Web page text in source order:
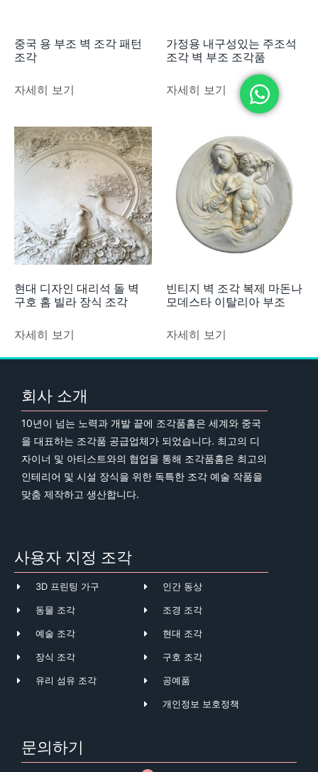
중국 용 부조 벽 조각 패턴
조각
자세히 보기
가정용 내구성있는 주조석
조각 벽 부조 조각품
자세히 보기
현대 디자인 대리석 돌 벽
구호 홈 빌라 장식 조각
자세히 보기
빈티지 벽 조각 복제 마돈나
모데스타 이탈리아 부조
자세히 보기
회사 소개
10년이 넘는 노력과 개발 끝에 조각품홈은 세계와 중국
을 대표하는 조각품 공급업체가 되었습니다. 최고의 디
자이너 및 아티스트와의 협업을 통해 조각품홈은 최고의
인테리어 및 시설 장식을 위한 독특한 조각 예술 작품을
맞춤 제작하고 생산합니다.
사용자 지정 조각
3D 프린팅 가구
동물 조각
예술 조각
장식 조각
유리 섬유 조각
인간 동상
조경 조각
현대 조각
구호 조각
공예품
개인정보 보호정책
문의하기